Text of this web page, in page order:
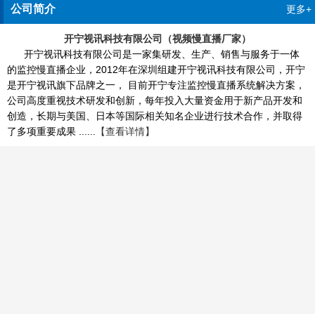
公司简介 更多+
开宁视讯科技有限公司（视频慢直播厂家）
开宁视讯科技有限公司是一家集研发、生产、销售与服务于一体
的监控慢直播企业，2012年在深圳组建开宁视讯科技有限公司，开宁
是开宁视讯旗下品牌之一， 目前开宁专注监控慢直播系统解决方案，
公司高度重视技术研发和创新，每年投入大量资金用于新产品开发和
创造，长期与美国、日本等国际相关知名企业进行技术合作，并取得
了多项重要成果 ......
【查看详情】